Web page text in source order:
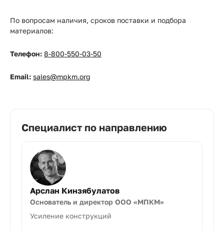
По вопросам наличия, сроков поставки и подбора
материалов:
Телефон: 8-800-550-03-50
Email: sales@mpkm.org
Специалист по направлению
Арслан Кинзябулатов
Основатель и директор ООО «МПКМ»
Усиление конструкций